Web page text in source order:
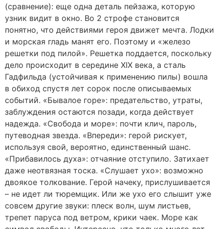
(сравнение): еще одна деталь пейзажа, которую
узник видит в окно. Во 2 строфе становится
понятно, что действиями героя движет мечта. Лодки
и морская гладь манят его. Поэтому и «железо
решетки под пилой». Решетка поддается, поскольку
дело происходит в середине XIX века, а сталь
Гадфильда (устойчивая к применению пилы) вошла
в обиход спустя лет сорок после описываемых
событий. «Бывалое горе»: предательство, утраты,
заблуждения остаются позади, когда действует
надежда. «Свобода и море»: почти клич, пароль,
путеводная звезда. «Впереди»: герой рискует,
используя свой, вероятно, единственный шанс.
«Прибавилось духа»: отчаяние отступило. Затихает
даже неотвязная тоска. «Слушает ухо»: возможно
двоякое толкование. Герой начеку, прислушивается
– не идет ли тюремщик. Или же ухо его слышит уже
совсем другие звуки: плеск волн, шум листьев,
трепет паруса под ветром, крики чаек. Море как